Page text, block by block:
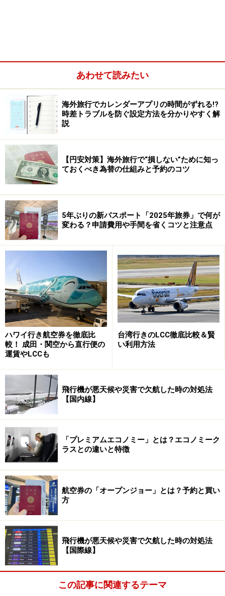
成田LCC国内線チェックインは空港第2ビル
駅下車
既存の成田空港国内線出発口
LCC国内線チェックインカウンターは、2社ともに、成田
空港第2旅客ターミナルビルの本館の並びに暫定的に設
置されます。
本館北側の1階部分に、エアアジア・ジャパンのチェッ
クインカウンターが設けられ、新たにつくられた出発バ
スゲートから駐機場へと送迎されます。
一方、一足先に国内線を就航させるジェットスター・ジ
ャパンは、本館南側の2階にチェックインカウンターが
設けられます。本館南側には、すでに
成田発着の国内線の出発口がありますが、ジェットスタ
ー・ジャパンは、チェックインが2階（ただし就航後数
ヵ月は、1階にチェックインカウンターが設けられる予
定）、そして1階にある既存のバスゲートから駐機場へ
とバス送迎される仕組みです。
鉄道（JR・京成・成田スカイアクセス）で成田空港に行
く場合は、国内線LCC2社ともに、空港第2ビル駅で下車
することになります。お間違えのないように。
あわせて読みたい
海外旅行でカレンダーアプリの時間がずれる!?
時差トラブルを防ぐ設定方法を分かりやすく解
説
【円安対策】海外旅行で“損しない”ために知っ
ておくべき為替の仕組みと予約のコツ
5年ぶりの新パスポート「2025年旅券」で何が
変わる？申請費用や手間を省くコツと注意点
ハワイ行き航空券を徹底比
較！ 成田・関空から直行便の
運賃やLCCも
台湾行きのLCC徹底比較＆賢
い利用方法
飛行機が悪天候や災害で欠航した時の対処法
【国内線】
「プレミアムエコノミー」とは？エコノミーク
ラスとの違いと特徴
航空券の「オープンジョー」とは？予約と買い
方
飛行機が悪天候や災害で欠航した時の対処法
【国際線】
この記事に関連するテーマ